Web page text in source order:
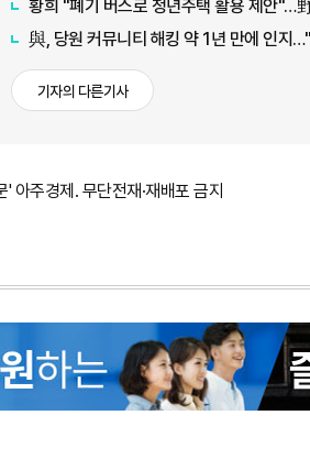
황희 "폐기 버스로 청년주택 활용 제안"…
與, 당원 커뮤니티 해킹 약 1년 만에 인지
기자의 다른기사
아주경제. 무단전재·재배포 금지